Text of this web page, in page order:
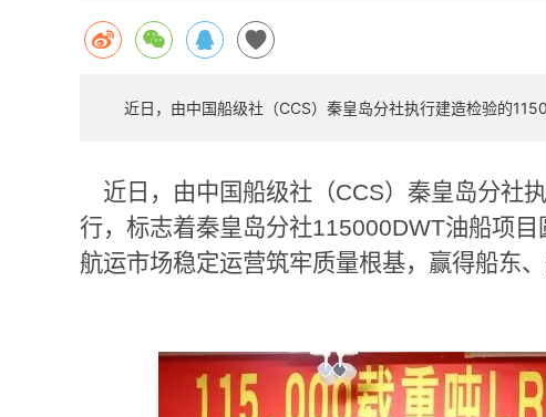
近日，由中国船级社（CCS）秦皇岛分社执行建造检验的
近日，由中国船级社（CCS）秦皇岛分社
行，标志着秦皇岛分社115000DWT油船项目
航运市场稳定运营筑牢质量根基，赢得船东、